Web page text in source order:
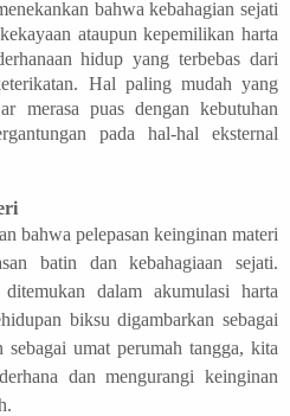
bahwa kebahagian sejati
ataupun kepemilikan harta
hidup yang terbebas dari
Hal paling mudah yang
merasa puas dengan kebutuhan
pada hal-hal eksternal
bahwa pelepasan keinginan materi
batin dan kebahagiaan sejati.
dalam akumulasi harta
biksu digambarkan sebagai
sebagai umat perumah tangga, kita
dan mengurangi keinginan